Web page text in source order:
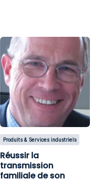
Produits & Services industriels
Réussir la
transmission
familiale de son